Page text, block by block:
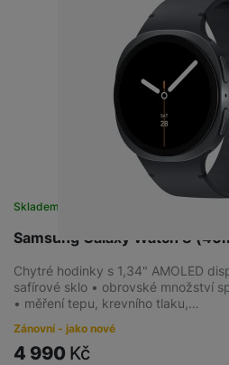
Samsung Galaxy Watch 8
Skladem na prodejně
Chytré hodinky s 1,34" AMOLED
safírové sklo • obrovské množství
• měření tepu, krevního tlaku,…
Zánovní - jako nové
4 990 Kč